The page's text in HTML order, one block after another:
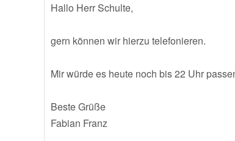
Hallo Herr Schulte,
gern können wir hierzu telefonieren.
Mir würde es heute noch bis 22 Uhr
Beste Grüße
Fabian Franz